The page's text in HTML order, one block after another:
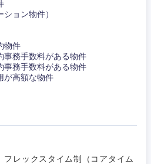
ョン物件）
物件
事務手数料がある物件
事務手数料がある物件
が高額な物件
レックスタイム制（コアタイム